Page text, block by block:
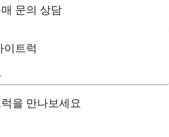
문의 상담
이트럭
을 만나보세요